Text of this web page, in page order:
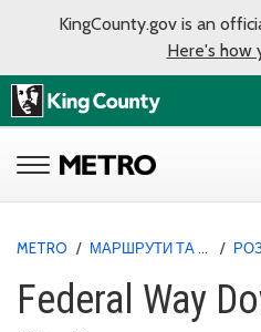
KingCounty.gov is an
Here's how
METRO / МАРШРУТИ ТА ПОСЛУГИ /
Federal Way